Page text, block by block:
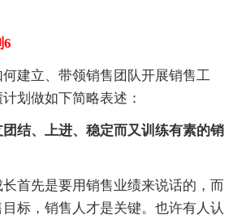
6
立、带领销售团队开展销售工
划做如下简略表述：
结、上进、稳定而又训练有素的销
先是要用销售业绩来说话的，而
标，销售人才是关键。也许有人认